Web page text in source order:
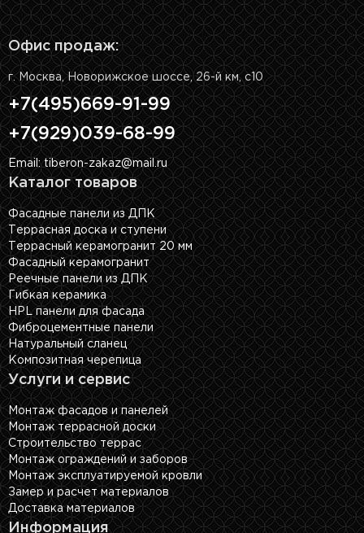
Офис продаж:
г. Москва, Новорижское шоссе, 26-й км, с10
+7(495)669-91-99
+7(929)039-68-99
Email: tiberon-zakaz@mail.ru
Каталог товаров
Фасадные панели из ДПК
Террасная доска и ступени
Террасный керамогранит 20 мм
Фасадный керамогранит
Реечные панели из ДПК
Гибкая керамика
HPL панели для фасада
Фиброцементные панели
Натуральный сланец
Композитная черепица
Услуги и сервис
Монтаж фасадов и панелей
Монтаж террасной доски
Строительство террас
Монтаж ограждений и заборов
Монтаж эксплуатируемой кровли
Замер и расчет материалов
Доставка материалов
Информация